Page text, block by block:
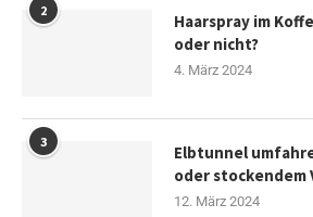
2
Haarspray im
oder nicht?
4. März 2024
3
Elbtunnel
oder stockendem
12. März 2024